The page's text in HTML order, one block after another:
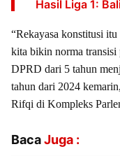
Hasil Liga 1:
“Rekayasa konstitusi
kita bikin norma transisi
DPRD dari 5 tahun
tahun dari 2024
Rifqi di Kompleks
BacaJuga :